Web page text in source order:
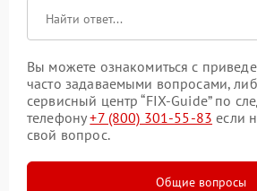
Вы можете ознакомиться с
часто задаваемыми вопросами,
сервисный центр “FIX-Guide” по
телефону+7 (800) 301-55-83 если
свой вопрос.
Общие вопросы